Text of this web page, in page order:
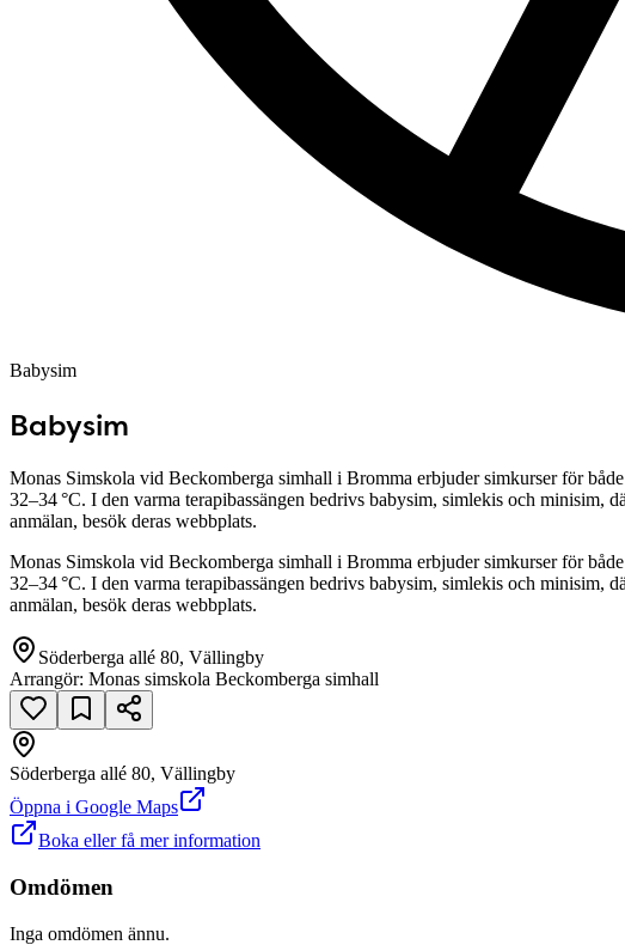
Babysim
Babysim
Monas Simskola vid Beckomberga simhall i Bromma erbjuder simkurser för
32–34 °C. I den varma terapibassängen bedrivs babysim, simlekis och
anmälan, besök deras webbplats.
Monas Simskola vid Beckomberga simhall i Bromma erbjuder simkurser för
32–34 °C. I den varma terapibassängen bedrivs babysim, simlekis och
anmälan, besök deras webbplats.
Söderberga allé 80, Vällingby
Arrangör: Monas simskola Beckomberga simhall
Söderberga allé 80, Vällingby
Öppna i Google Maps
Boka eller få mer information
Omdömen
Inga omdömen ännu.